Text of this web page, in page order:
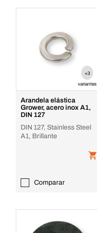
+3
variantes
Arandela elástica
Grower, acero inox A1,
DIN 127
DIN 127, Stainless Steel
A1, Brillante
Comparar